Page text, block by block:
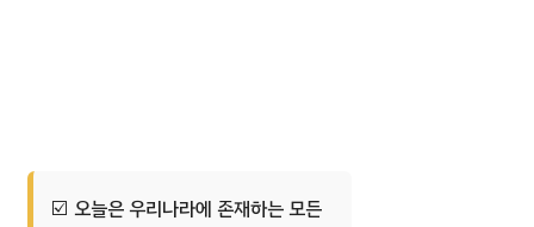
오늘은 우리나라에 존재하는 모든